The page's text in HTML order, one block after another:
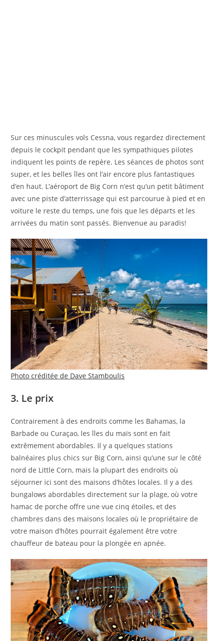
Sur ces minuscules vols Cessna, vous regardez directement
depuis le cockpit pendant que les sympathiques pilotes
indiquent les points de repère. Les séances de photos sont
super, et les belles îles ont l’air encore plus fantastiques
d’en haut. L’aéroport de Big Corn n’est qu’un petit bâtiment
avec une piste d’atterrissage qui est parcourue à pied et en
voiture le reste du temps, une fois que les départs et les
arrivées du matin sont passés. Bienvenue au paradis!
Photo créditée de Dave Stamboulis
3. Le prix
Contrairement à des endroits comme les Bahamas, la
Barbade ou Curaçao, les îles du maïs sont en fait
extrêmement abordables. Il y a quelques stations
balnéaires plus chics sur Big Corn, ainsi qu’une sur le côté
nord de Little Corn, mais la plupart des endroits où
séjourner ici sont des maisons d’hôtes locales. Il y a des
bungalows abordables directement sur la plage, où votre
hamac de porche offre une vue cinq étoiles, et des
chambres dans des maisons locales où le propriétaire de
votre maison d’hôtes pourrait également être votre
chauffeur de bateau pour la plongée en apnée.